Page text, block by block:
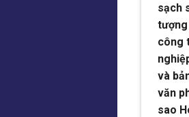
sạch
tượng
công
và
văn
sao